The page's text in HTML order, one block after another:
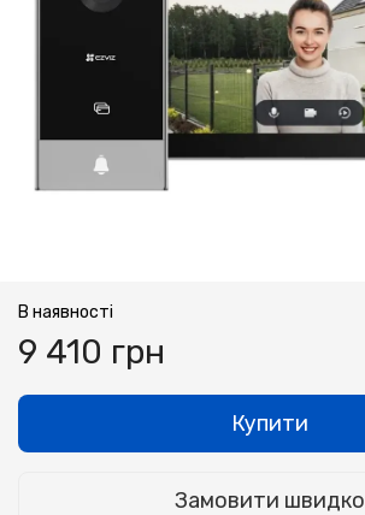
В наявності
9 410 грн
Купити
Замовити швидко